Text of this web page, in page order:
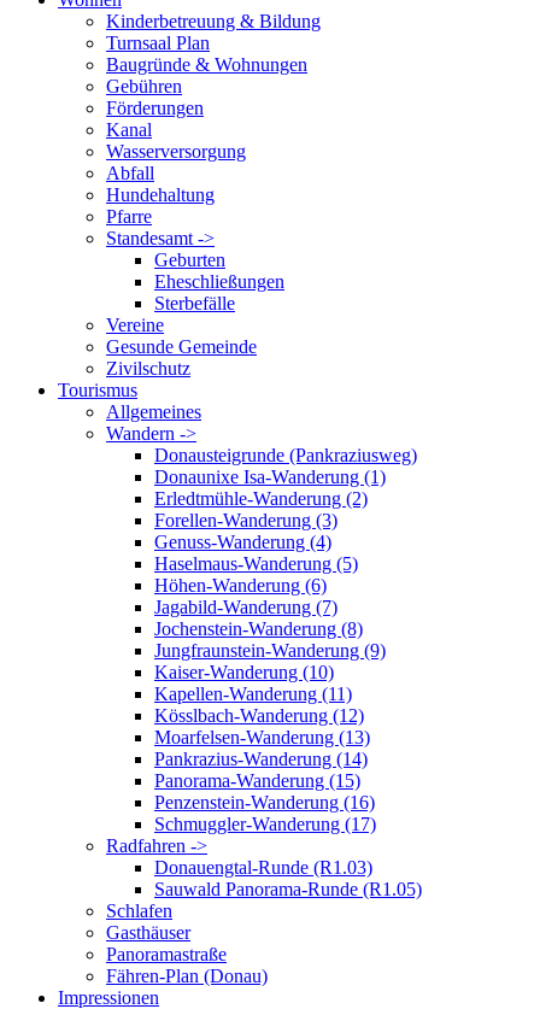
Kinderbetreuung & Bildung
Turnsaal Plan
Baugründe & Wohnungen
Gebühren
Förderungen
Kanal
Wasserversorgung
Abfall
Hundehaltung
Pfarre
Standesamt ->
Geburten
Eheschließungen
Sterbefälle
Vereine
Gesunde Gemeinde
Zivilschutz
Tourismus
Allgemeines
Wandern ->
Donausteigrunde (Pankraziusweg)
Donaunixe Isa-Wanderung (1)
Erledtmühle-Wanderung (2)
Forellen-Wanderung (3)
Genuss-Wanderung (4)
Haselmaus-Wanderung (5)
Höhen-Wanderung (6)
Jagabild-Wanderung (7)
Jochenstein-Wanderung (8)
Jungfraunstein-Wanderung (9)
Kaiser-Wanderung (10)
Kapellen-Wanderung (11)
Kösslbach-Wanderung (12)
Moarfelsen-Wanderung (13)
Pankrazius-Wanderung (14)
Panorama-Wanderung (15)
Penzenstein-Wanderung (16)
Schmuggler-Wanderung (17)
Radfahren ->
Donauengtal-Runde (R1.03)
Sauwald Panorama-Runde (R1.05)
Schlafen
Gasthäuser
Panoramastraße
Fähren-Plan (Donau)
Impressionen